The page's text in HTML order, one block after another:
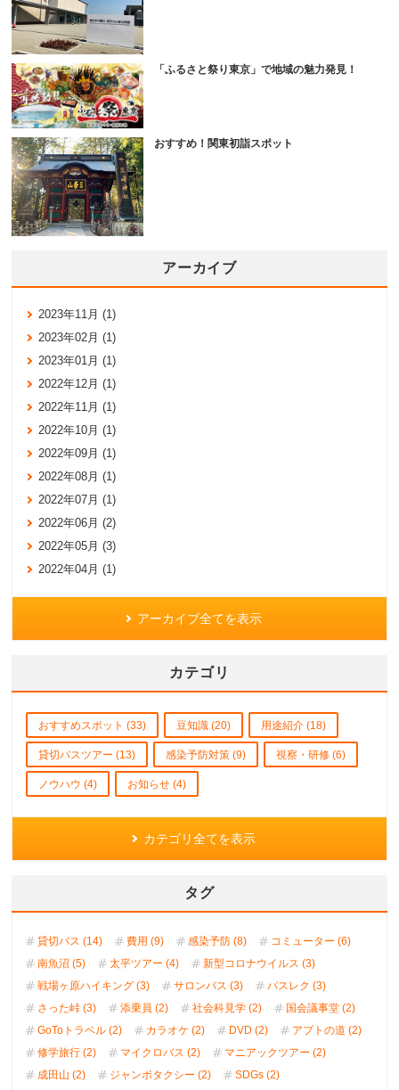
「ふるさと祭り東京」で地域の魅力発見！
おすすめ！関東初詣スポット
アーカイブ
2023年11月 (1)
2023年02月 (1)
2023年01月 (1)
2022年12月 (1)
2022年11月 (1)
2022年10月 (1)
2022年09月 (1)
2022年08月 (1)
2022年07月 (1)
2022年06月 (2)
2022年05月 (3)
2022年04月 (1)
アーカイブ全てを表示
カテゴリ
おすすめスポット (33) 豆知識 (20) 用途紹介 (18)
貸切バスツアー (13) 感染予防対策 (9) 視察・研修 (6)
ノウハウ (4) お知らせ (4)
カテゴリ全てを表示
タグ
貸切バス (14) 費用 (9) 感染予防 (8)
コミューター (6)
南魚沼 (5)
太平ツアー (4)
新型コロナウイルス (3)
戦場ヶ原ハイキング (3)
サロンバス (3)
バスレク (3)
さった峠 (3)
添乗員 (2) 社会科見学 (2)
国会議事堂 (2)
GoToトラベル (2)
カラオケ (2) DVD (2)
アプトの道 (2)
修学旅行 (2)
マイクロバス (2)
マニアックツアー (2)
成田山 (2)
ジャンボタクシー (2)
SDGs (2)